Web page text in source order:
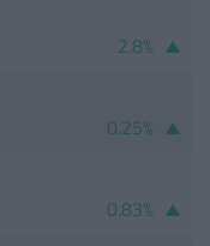
2.8%
0.25%
0.83%